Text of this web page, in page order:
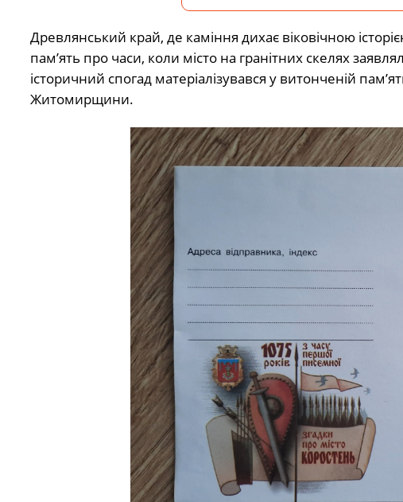
Древлянський край, де каміння дихає віковічною
пам’ять про часи, коли місто на гранітних скелях
історичний спогад матеріалізувався у витонченій
Житомирщини.